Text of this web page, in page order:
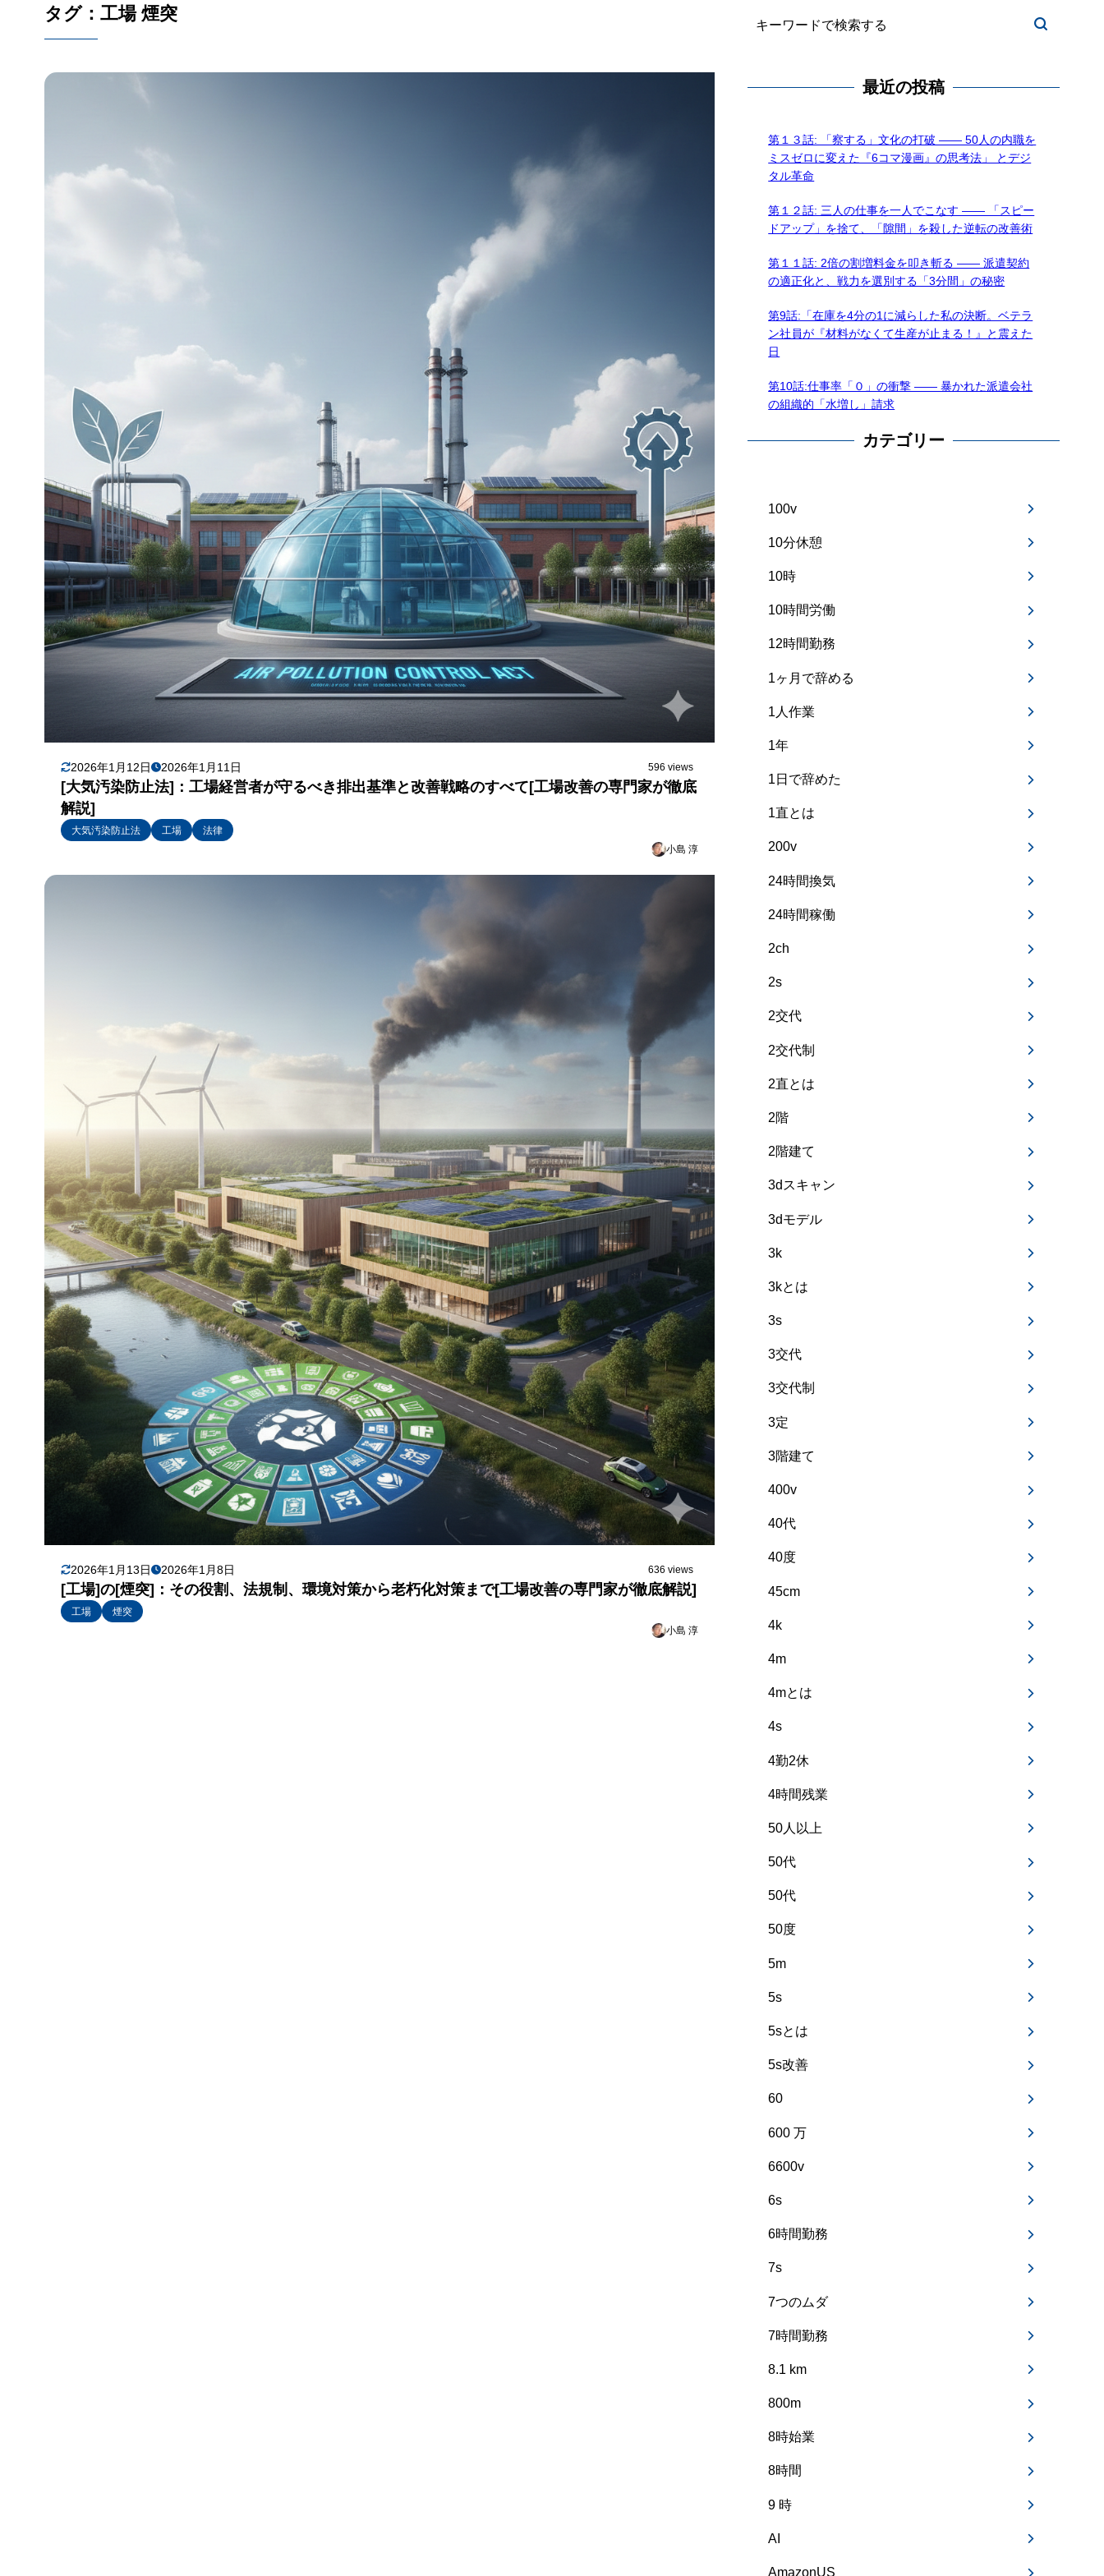
タグ：工場 煙突
2026年1月12日 2026年1月11日 596 views
[大気汚染防止法]：工場経営者が守るべき排出基準と改善戦略のすべて[工場改善の専門家が徹底
解説]
大気汚染防止法 工場
法律
小島 淳
2026年1月13日 2026年1月8日 636 views
[工場]の[煙突]：その役割、法規制、環境対策から老朽化対策まで[工場改善の専門家が徹底解説]
工場
煙突
小島 淳
最近の投稿
第１３話: 「察する」文化の打破 —— 50人の内職を
ミスゼロに変えた『6コマ漫画』の思考法」 とデジ
タル革命
第１２話: 三人の仕事を一人でこなす —— 「スピー
ドアップ」を捨て、「隙間」を殺した逆転の改善術
第１１話: 2倍の割増料金を叩き斬る —— 派遣契約
の適正化と、戦力を選別する「3分間」の秘密
第9話:「在庫を4分の1に減らした私の決断。ベテラ
ン社員が『材料がなくて生産が止まる！』と震えた
日
第10話:仕事率「０」の衝撃 —— 暴かれた派遣会社
の組織的「水増し」請求
カテゴリー
100v
10分休憩
10時
10時間労働
12時間勤務
1ヶ月で辞める
1人作業
1年
1日で辞めた
1直とは
200v
24時間換気
24時間稼働
2ch
2s
2交代
2交代制
2直とは
2階
2階建て
3dスキャン
3dモデル
3k
3kとは
3s
3交代
3交代制
3定
3階建て
400v
40代
40度
45cm
4k
4m
4mとは
4s
4勤2休
4時間残業
50人以上
50代
50代
50度
5m
5s
5sとは
5s改善
60
600 万
6600v
6s
6時間勤務
7s
7つのムダ
7時間勤務
8.1 km
800m
8時始業
8時間
9 時
AI
AmazonUS